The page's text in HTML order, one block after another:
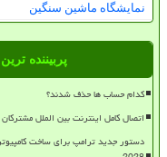
نمایشگاه ماشین سنگین
پربیننده
کدام حساب ها حذف شدند؟
اتصال کامل اینترنت بین الملل
دستور جدید ترامپ برای ساخت